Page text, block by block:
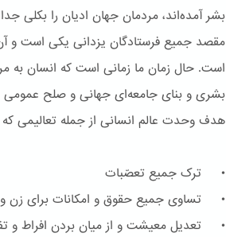
بشر آمده‌اند، مردمان جهان ادیان را بکلی
مقصد جمیع فرستادگان یزدانی یکی است و
است. حال زمان ما زمانی است که انسان به
بشری و بنای جامعه‌ای جهانی و صلح
هدف وحدت عالم انسانی از جمله تعالیمی
• ترک جمیع تعصّبات
• تساوی جمیع حقوق و امکانات برای زن
• تعدیل معیشت و از میان بردن افراط و